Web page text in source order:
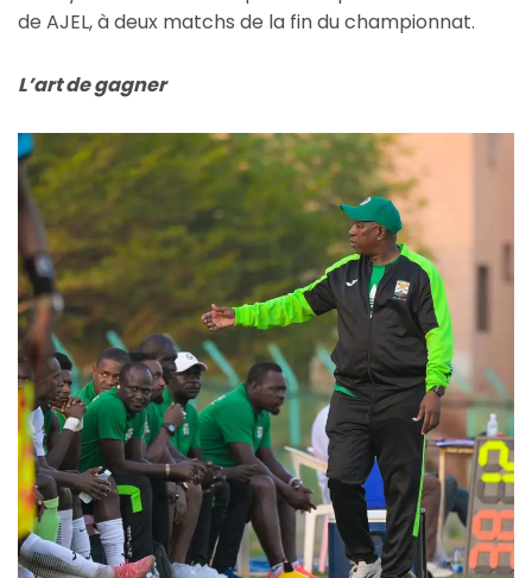
de AJEL, à deux matchs de la fin du championnat.
L’art de gagner